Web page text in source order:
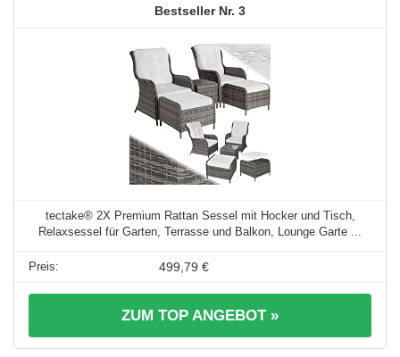
3
tectake® 2X Premium Rattan Sessel mit Hocker und Tisch,
Relaxsessel für Garten, Terrasse und Balkon, Lounge Garte ...
499,79 €
ZUM TOP ANGEBOT »